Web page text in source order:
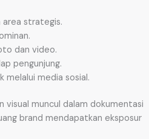
strategis.
dan video.
pengunjung.
melalui media sosial.
visual muncul dalam dokumentasi
brand mendapatkan eksposur